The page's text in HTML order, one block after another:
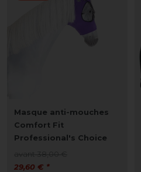
Masque anti-mouches
Comfort Fit
Professional's Choice
29,60 € *